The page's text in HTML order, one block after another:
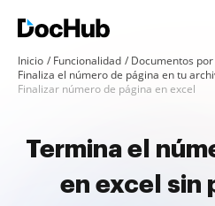
Inicio Funcionalidad
Documentos
Finaliza el número de página en tu
Finalizar número de página en excel
Termina el
en excel sin